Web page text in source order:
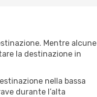
Mentre alcune
la destinazione in
nella bassa
durante l’alta